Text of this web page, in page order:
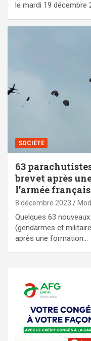
le mardi 19 décembre
SOCIÉTÉ
63
brevet après
l’armée
8 décembre 2023
Quelques 63
(gendarmes et
après une formation…